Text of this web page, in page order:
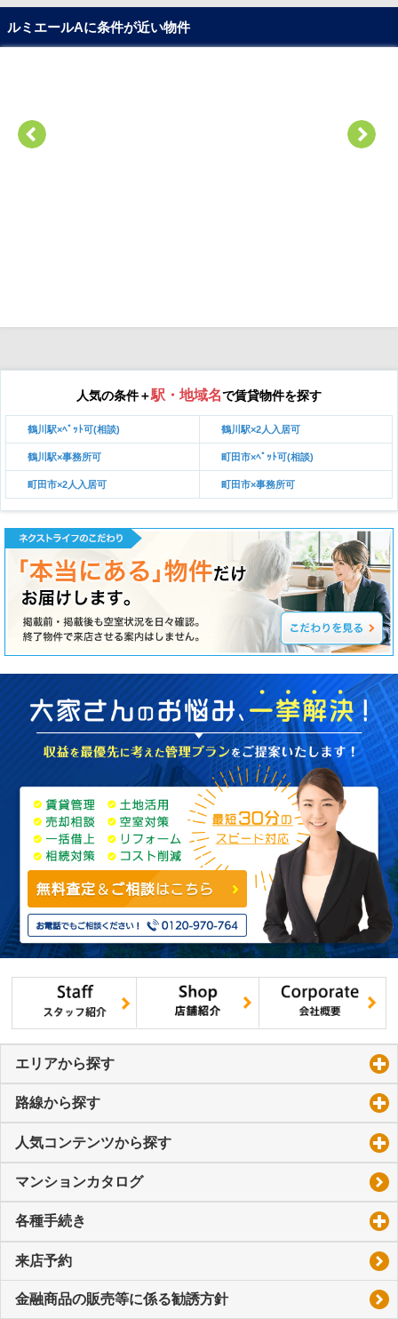
ルミエールAに条件が近い物件
人気の条件＋駅・地域名で賃貸物件を探す
鶴川駅×ﾍﾟｯﾄ可(相談) 鶴川駅×2人入居可
鶴川駅×事務所可 町田市×ﾍﾟｯﾄ可(相談)
町田市×2人入居可 町田市×事務所可
エリアから探す
路線から探す
人気コンテンツから探す
マンションカタログ
各種手続き
来店予約
金融商品の販売等に係る勧誘方針